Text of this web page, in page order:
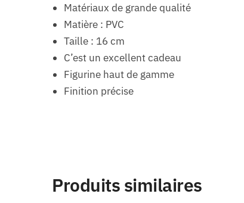
Matériaux de grande qualité
Matière : PVC
Taille : 16 cm
C’est un excellent cadeau
Figurine haut de gamme
Finition précise
Produits similaires